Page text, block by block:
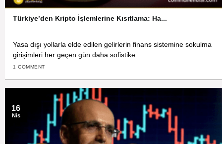
Türkiye’den Kripto İşlemlerine Kısıtlama: Ha...
Yasa dışı yollarla elde edilen gelirlerin finans sistemine sokulma
girişimleri her geçen gün daha sofistike
1 COMMENT
16
Nis